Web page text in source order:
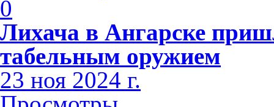
0
Лихача в Ангарске
табельным оружием
23 ноя 2024 г.